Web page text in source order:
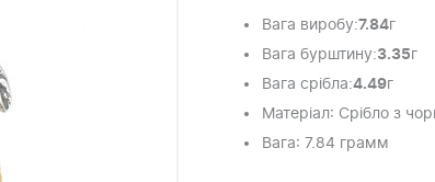
Вага виробу:7.84г
Вага бурштину:3.35г
Вага срібла:4.49г
Матеріал: Срібло з
Вага: 7.84 грамм